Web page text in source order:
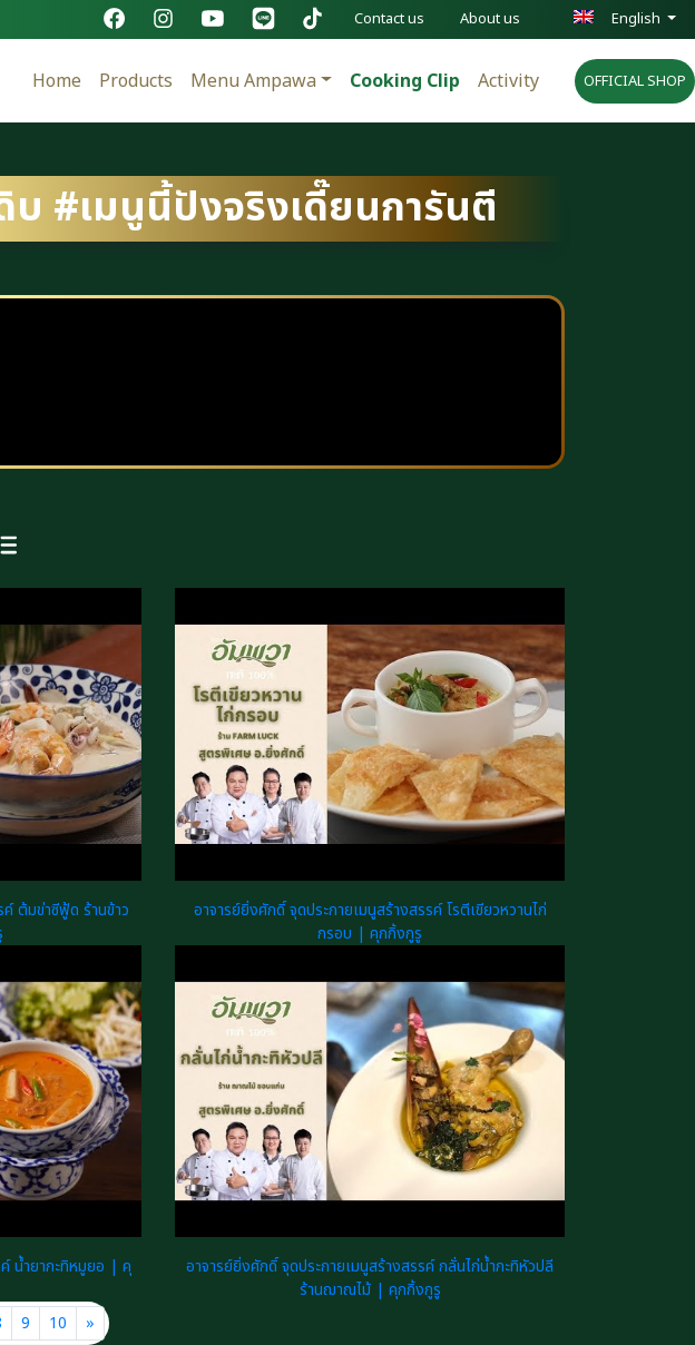
Contact us About us English
Home Products Menu Ampawa Cooking Clip Activity OFFICIAL SHOP
#เมนูนี้ปังจริงเดี๊ยนการันตี
ต้มข่าซีฟู้ด ร้านข้าว
อาจารย์ยิ่งศักดิ์ จุดประกายเมนูสร้างสรรค์ โรตีเขียวหวานไก่
กรอบ | คุกกิ้งกูรู
น้ำยากะทิหมูยอ | คุ
อาจารย์ยิ่งศักดิ์ จุดประกายเมนูสร้างสรรค์ กลั่นไก่น้ำกะทิหัวปลี
ร้านฌาณไม้ | คุกกิ้งกูรู
9 10 »